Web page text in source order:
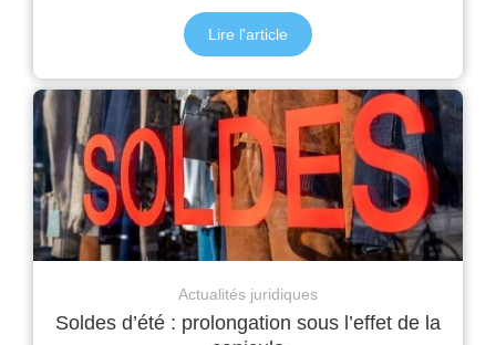
Lire l'article
Actualités juridiques
Soldes d’été : prolongation sous l’effet de la